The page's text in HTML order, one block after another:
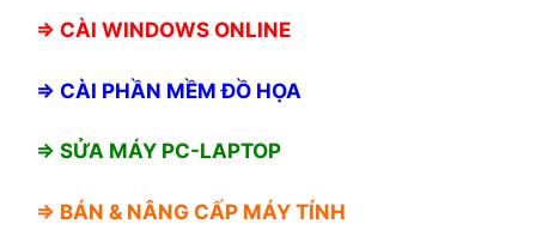
⇒ CÀI WINDOWS ONLINE
⇒ CÀI PHẦN MỀM ĐỒ HỌA
⇒ SỬA MÁY PC-LAPTOP
⇒ BÁN & NÂNG CẤP MÁY TÍNH